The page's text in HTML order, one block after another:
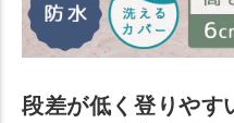
段差が低く登りやす